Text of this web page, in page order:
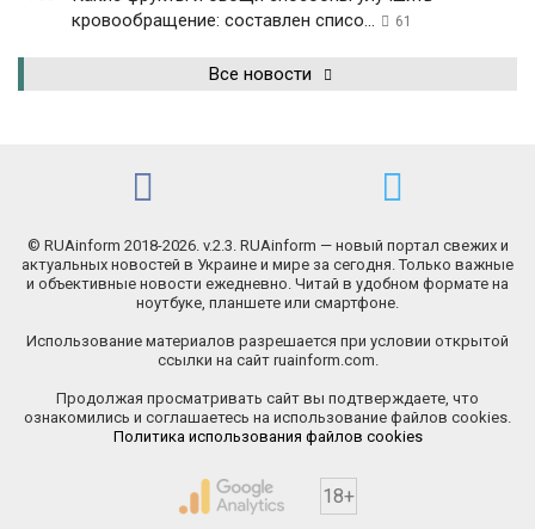
кровообращение: составлен списо...
61
Все новости
© RUAinform 2018-2026. v.2.3. RUAinform — новый портал свежих и
актуальных новостей в Украине и мире за сегодня. Только важные
и объективные новости ежедневно. Читай в удобном формате на
ноутбуке, планшете или смартфоне.
Использование материалов разрешается при условии открытой
ссылки на сайт ruainform.com.
Продолжая просматривать сайт вы подтверждаете, что
ознакомились и соглашаетесь на использование файлов cookies.
Политика использования файлов cookies
18+